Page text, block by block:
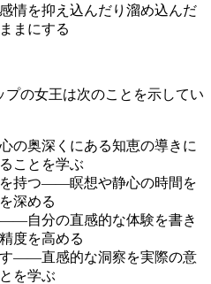
情を抑え込んだり溜め込んだ
まにする
の女王は次のことを示してい
の奥深くにある知恵の導きに
ことを学ぶ
持つ――瞑想や静心の時間を
深める
自分の直感的な体験を書き
度を高める
――直感的な洞察を実際の意
を学ぶ